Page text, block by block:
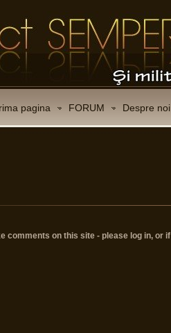
pagina FORUM Despre noi
comments on this site - please log in,